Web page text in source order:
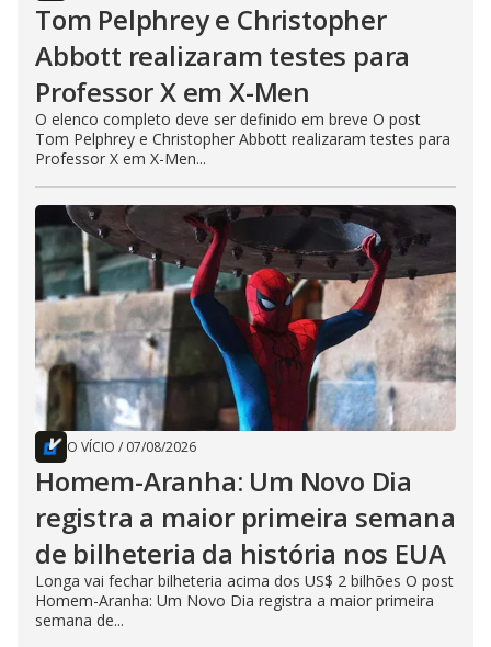
Tom Pelphrey e Christopher
Abbott realizaram testes para
Professor X em X-Men
O elenco completo deve ser definido em breve O post
Tom Pelphrey e Christopher Abbott realizaram testes para
Professor X em X-Men...
O VÍCIO / 07/08/2026
Homem-Aranha: Um Novo Dia
registra a maior primeira semana
de bilheteria da história nos EUA
Longa vai fechar bilheteria acima dos US$ 2 bilhões O post
Homem-Aranha: Um Novo Dia registra a maior primeira
semana de...